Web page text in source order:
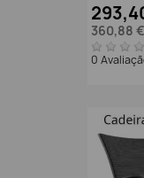
360,88 €
0